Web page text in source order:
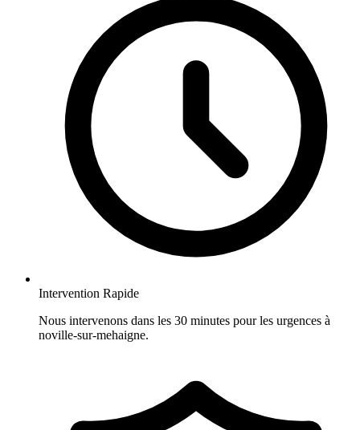
Intervention Rapide
Nous intervenons dans les 30 minutes pour les urgences à
noville-sur-mehaigne.